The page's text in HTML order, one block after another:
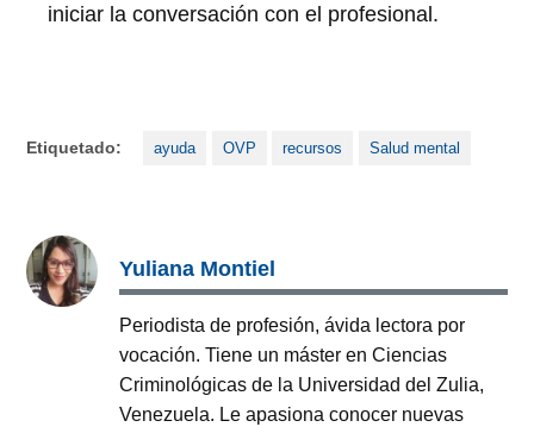
iniciar la conversación con el profesional.
Etiquetado: ayuda OVP recursos Salud mental
Yuliana Montiel
Periodista de profesión, ávida lectora por
vocación. Tiene un máster en Ciencias
Criminológicas de la Universidad del Zulia,
Venezuela. Le apasiona conocer nuevas